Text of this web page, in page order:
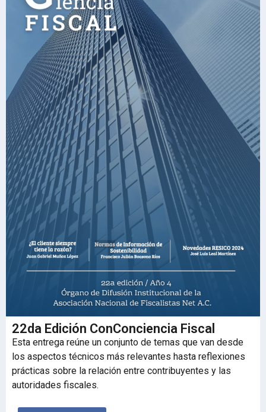
22da Edición ConConciencia Fiscal
Esta entrega reúne un conjunto de temas que van desde
los aspectos técnicos más relevantes hasta reflexiones
prácticas sobre la relación entre contribuyentes y las
autoridades fiscales.